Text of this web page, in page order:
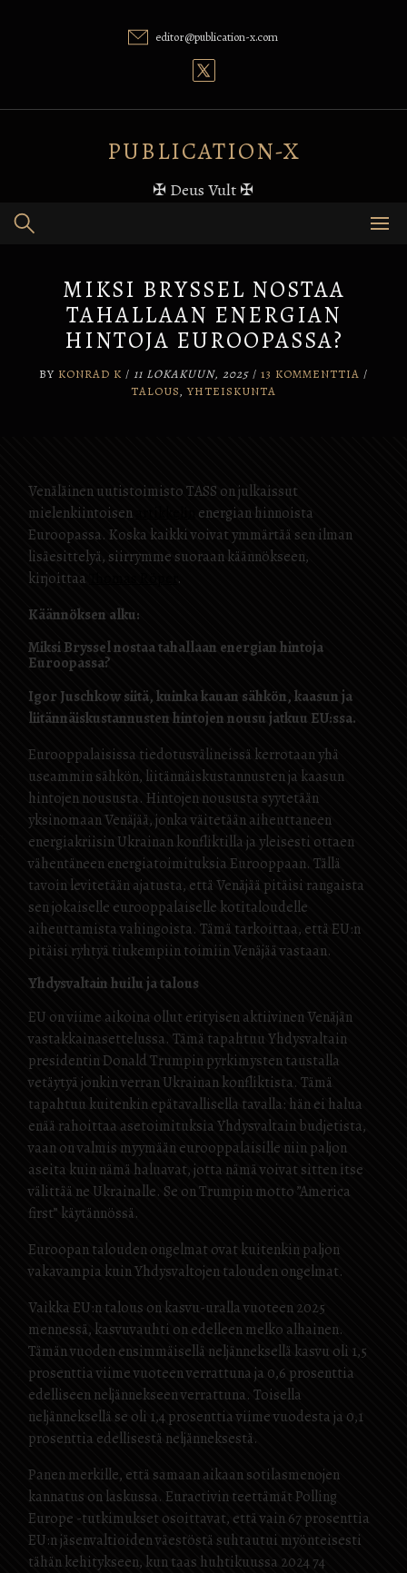
editor@publication-x.com
PUBLICATION-X
✠ Deus Vult ✠
MIKSI BRYSSEL NOSTAA
TAHALLAAN ENERGIAN
HINTOJA EUROOPASSA?
BY KONRAD K / 11 LOKAKUUN, 2025 / 13 KOMMENTTIA /
TALOUS,YHTEISKUNTA
Venäläinen uutistoimisto TASS on julkaissut
mielenkiintoisen
energian hinnoista
Euroopassa. Koska kaikki voivat ymmärtää sen ilman
lisäesittelyä, siirrymme suoraan käännökseen,
kirjoittaa
.
Käännöksen alku:
Miksi Bryssel nostaa tahallaan energian hintoja
Euroopassa?
Igor Juschkow siitä, kuinka kauan sähkön, kaasun ja
liitännäiskustannusten hintojen nousu jatkuu EU:ssa.
Eurooppalaisissa tiedotusvälineissä kerrotaan yhä
useammin sähkön, liitännäiskustannusten ja kaasun
hintojen noususta. Hintojen noususta syytetään
yksinomaan Venäjää, jonka väitetään aiheuttaneen
energiakriisin Ukrainan konfliktilla ja yleisesti ottaen
vähentäneen energiatoimituksia Eurooppaan. Tällä
tavoin levitetään ajatusta, että Venäjää pitäisi rangaista
sen jokaiselle eurooppalaiselle kotitaloudelle
aiheuttamista vahingoista. Tämä tarkoittaa, että EU:n
pitäisi ryhtyä tiukempiin toimiin Venäjää vastaan.
Yhdysvaltain huilu ja talous
EU on viime aikoina ollut erityisen aktiivinen Venäjän
vastakkainasettelussa. Tämä tapahtuu Yhdysvaltain
presidentin Donald Trumpin pyrkimysten taustalla
vetäytyä jonkin verran Ukrainan konfliktista. Tämä
tapahtuu kuitenkin epätavallisella tavalla: hän ei halua
enää rahoittaa asetoimituksia Yhdysvaltain budjetista,
vaan on valmis myymään eurooppalaisille niin paljon
aseita kuin nämä haluavat, jotta nämä voivat sitten itse
välittää ne Ukrainalle. Se on Trumpin motto ”America
first” käytännössä.
Euroopan talouden ongelmat ovat kuitenkin paljon
vakavampia kuin Yhdysvaltojen talouden ongelmat.
Vaikka EU:n talous on kasvu-uralla vuoteen 2025
mennessä, kasvuvauhti on edelleen melko alhainen.
Tämän vuoden ensimmäisellä neljänneksellä kasvu oli 1,5
prosenttia viime vuoteen verrattuna ja 0,6 prosenttia
edelliseen neljännekseen verrattuna. Toisella
neljänneksellä se oli 1,4 prosenttia viime vuodesta ja 0,1
prosenttia edellisestä neljänneksestä.
Panen merkille, että samaan aikaan sotilasmenojen
kannatus on laskussa. Euractivin teettämät Polling
Europe -tutkimukset osoittavat, että vain 67 prosenttia
EU:n jäsenvaltioiden väestöstä suhtautui myönteisesti
tähän kehitykseen, kun taas huhtikuussa 2024 74